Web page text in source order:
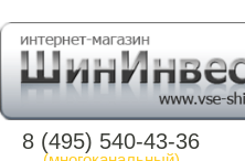
8 (495) 540-43-36